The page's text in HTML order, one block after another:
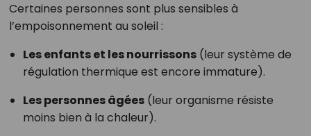
Certaines personnes sont plus sensibles à
l’empoisonnement au soleil :
Les enfants et les nourrissons(leur système de
régulation thermique est encore immature).
Les personnes âgées(leur organisme résiste
moins bien à la chaleur).